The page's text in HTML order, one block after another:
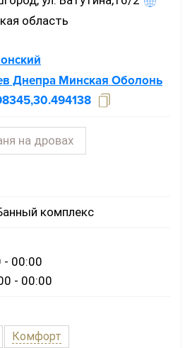
область
Днепра Минская Оболонь
на дровах
комплекс
- 00:00
- 00:00
Комфорт